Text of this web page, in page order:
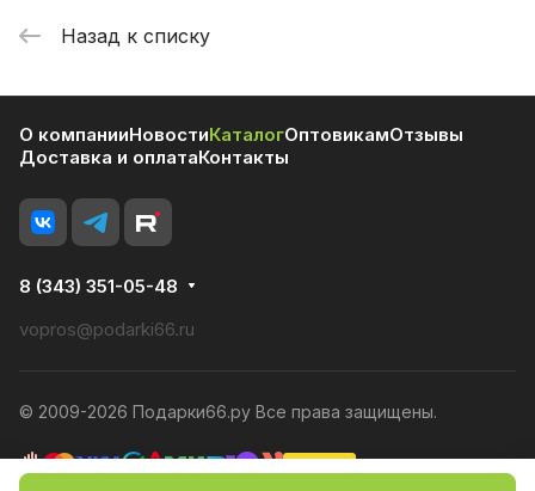
Назад к списку
О компанииНовостиКаталогОптовикамОтзывы
Доставка и оплатаКонтакты
8 (343) 351-05-48
vopros@podarki66.ru
© 2009-2026 Подарки66.ру Все права защищены.